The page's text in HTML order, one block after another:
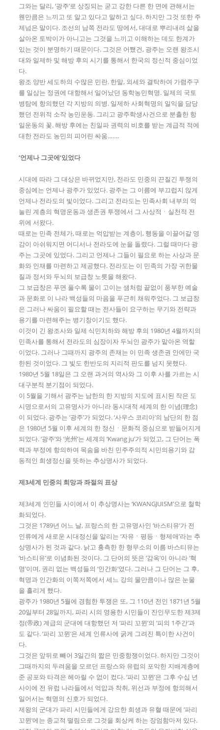
그와는 달리, ‘광주’로 상징되는 굳고 강한 다른 한 면에 관해서는
웬만큼은 느끼고 또 알고 있다고 말하고 싶다. 하지만 그것 또한 주
제넘은 말이다. 조선의 남쪽 전라도 땅에서, 대대로 뿌리내려 삶을
살아온 토박이가 아니고는 그것을 느끼고 이해하는 데도 한계가
있는 것이 분명하기 때문이다. 그것은 어쨌건, 광주는 오랜 왕조시
대와 일제하 및 해방 후의 시기를 통해서 한국의 정신적 중심이었
다.
왕조 양반 세도하의 수많은 민란. 한말, 외세와 결탁하여 가렴주구
를 일삼는 정권에 대항해서 일어났던 동학농민혁명. 일제의 국토
병탐에 항의했던 각 지방의 의병. 일제하 사회혁명의 일익을 담당
했던 전위적 소작 농민운동. 그리고 광주학생사건으로 분출한 항
일운동의 꽃. 해방 후에는 친일파 권력의 비호를 받는 계급적 적에
대한 전라도 농민의 피어린 싸움…….
‘언제나 그곳에’있었다
시대에 따라 그 대상은 바뀌었지만, 전라도 민중의 끈질긴 투쟁의
중심에는 언제나 광주가 있었다. 광주는 그 이름에 부끄럽지 않게
언제나 전라도의 빛이었다. 그리고 전라도는 민족사회 내부의 억
눌린 계층의 혁명운동과 생존권 투쟁에서 그 사상적ㆍ실천적 전
위에 서왔다.
때로는 민족 전체가, 때로는 억압받는 계층이, 행동을 이끌어갈 영
감이 아쉬워지면 어디서나 전라도에 눈을 돌렸다. 그럴 때마다 광
주는 그곳에 있었다. 그리고 언제나 그들이 필요로 하는 사상과 문
화와 인재를 마련하고 제공했다. 전라도는 이 민족의 가장 귀한물
질과 정서와 두뇌의 보급창 노릇을 해왔다.
그 보급창은 푸면 풀수록 물이 고이는 샘처럼 끝없이 풍부한 예술
과 문화로 이 나라 백성들의 마음을 푸근히 채워주었다. 그 보급창
은 그러나 싸움이 필요할 때는 전사들이 요구하는 무기와 전략과
용기를 마련해주는 병기창이기도 했다.
이것이 긴 왕조사와 일제 식민치하와 해방 후의 1980년 4월까지의
민족사를 통해서 전라도의 심장이자 두뇌인 광주가 맡아온 역할
이었다. 그러나 그때까지 광주의 존재는 이 민족 생존권 안에만 국
한된 것이었다. 그 빛도 한반도의 지리적 판도를 넘지 못했다.
1980년 5월 18일은 그 오랜 과거의 역사와 그 이후 사를 가르는 시
대구분적 분기점이 되었다.
이 5월을 기해서 광주는 남한의 한 지방의 지도에 표시된 작은 도
시명으로서의 고유명사가 아니라 동시대적 세계의 한 이념(理念)
이 되었다. 광주는 ‘광주’가 되었다. ‘사우스 코리아’의 남단의 한 점
은 1980년 5월 이후 세계의 한 정신ㆍ문화적 중심으로 받들어지게
되었다. ‘광주’와 ‘光州’는 세계의 ‘Kwang ju’가 되었고, 그 단어는 폭
력과 부정에 항의하여 목숨을 바친 민주주의적 시민의용기와 감
동적인 희생정신을 뜻하는 추상명사가 되었다.
제3세계 민중의 희망과 좌절의 표상
제3세계 인민들 사이에서 이 추상명사는 ‘KWANGJUISM’으로 철학
화되었다.
그것은 1789년 어느 날, 프랑스의 한 고유명사인 ‘바스티유’가 전
인류에게 새로운 시대정신을 알리는 ‘자유ㆍ평등ㆍ형제애’라는 추
상명사가 된 것과 같다. 낡고 흉측한 한 형무소의 이름 바스티유는
‘바스티유’로 이념화된 것이다. 그 단어의 뜻은 ‘감옥’이 아니라 ‘혁
명’이며, 권리 없는 백성들의 ‘인간화’였다. 그러나 그 단어는 그 후,
혁명과 인간화의 이쪽저쪽에서 세느 강의 물만큼이나 많은 눈물
을 흘리게 했다.
광주가 1980년 5월에 경험한 투쟁은 또, 그 110년 전인 1871년 5월
20일부터 28일까지, 파리 시의 영용한 시민들이 잔인무도한 제3제
정(帝政) 계급의 군대에 대항했던 저 ‘파리 꼬뮌’의 ‘피의 1주간’과
도 같다. ‘파리 꼬뮌’은 세계 인류사에 굵게 그려진 특이한 사건이
다.
그것은 앞뒤로 빼어 3일간의 짧은 민중항쟁이었다. 하지만 그것이
그때까지의 두려움을 모르던 프랑스와 유럽의 포악한 지배계층에
준 공포와 타격은 헤아릴 수 없이 컸다. ‘파리 꼬뮌’은 그후 수십 년
사이에 전 유럽 나라들에서 억압과 착취, 위선과 부정에 항의해서
일어서는 혁명의 신호가 되었다.
제왕의 군대가 파리 시민들에게 강요한 희생과 유혈 때문에 ‘파리
꼬뮌’에는 종교적 떨림으로 그것을 회상케 하는 장엄함마저 있다.